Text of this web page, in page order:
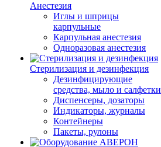
Анестезия
Иглы и шприцы
карпульные
Карпульная анестезия
Одноразовая анестезия
Стерилизация и дезинфекция
Дезинфицирующие
средства, мыло и салфетки
Диспенсеры, дозаторы
Индикаторы, журналы
Контейнеры
Пакеты, рулоны